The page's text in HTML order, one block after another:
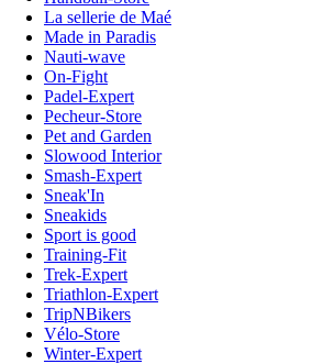
La sellerie de Maé
Made in Paradis
Nauti-wave
On-Fight
Padel-Expert
Pecheur-Store
Pet and Garden
Slowood Interior
Smash-Expert
Sneak'In
Sneakids
Sport is good
Training-Fit
Trek-Expert
Triathlon-Expert
TripNBikers
Vélo-Store
Winter-Expert